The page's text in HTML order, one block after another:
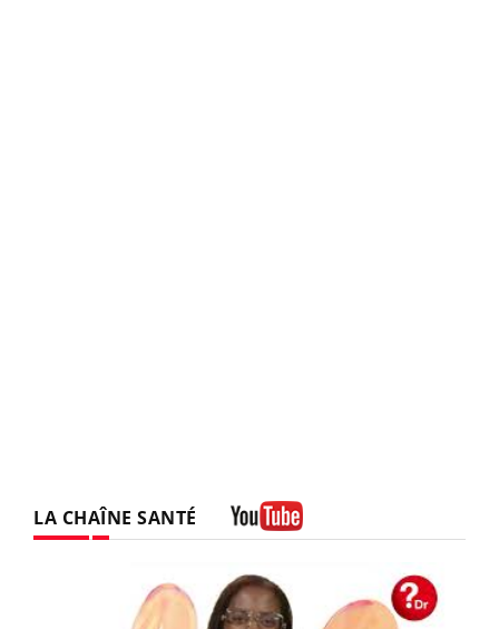
LA CHAÎNE SANTÉ